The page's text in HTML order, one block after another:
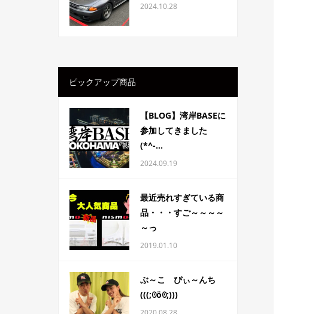
2024.10.28
ピックアップ商品
【BLOG】湾岸BASEに
参加してきました
(*^-...
2024.09.19
最近売れすぎている商
品・・・すご～～～～
～っ
2019.01.10
ぶ～こ ぴぃ～んち
(((;ꏿöꏿ;)))